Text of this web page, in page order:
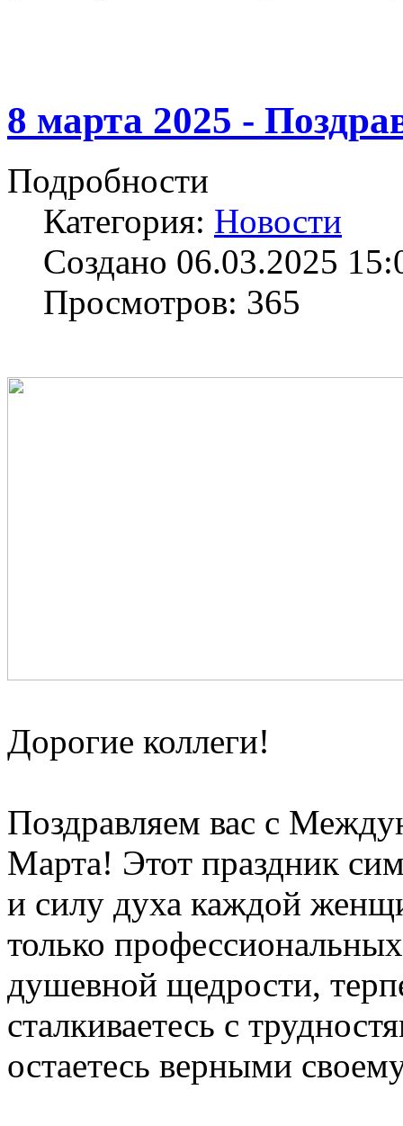
8 марта 2025 -
Подробности
Категория: Новости
Создано 06.03.2025
Просмотров: 365
Дорогие коллеги!
Поздравляем вас с
Марта! Этот праздник
и силу духа каждой
только
душевной щедрости,
сталкиваетесь с
остаетесь верными